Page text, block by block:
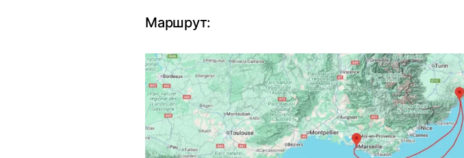
Маршрут: